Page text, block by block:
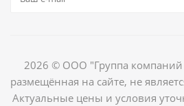
2026 © ООО "Группа
размещённая на сайте, не
Актуальные цены и условия